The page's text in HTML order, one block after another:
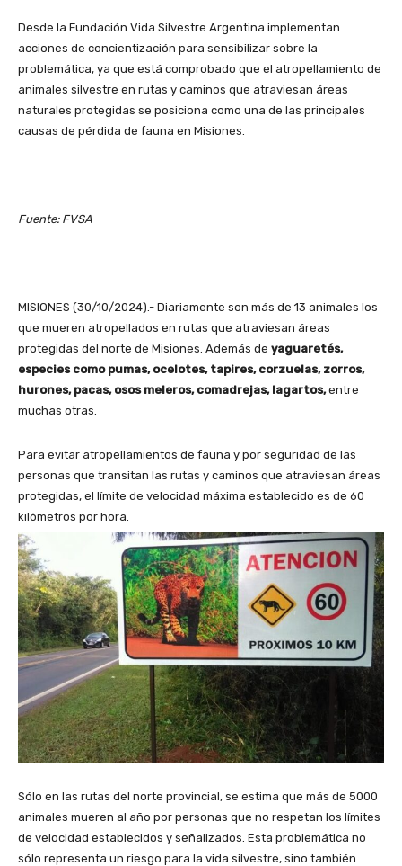
Desde la Fundación Vida Silvestre Argentina implementan
acciones de concientización para sensibilizar sobre la
problemática, ya que está comprobado que el atropellamiento de
animales silvestre en rutas y caminos que atraviesan áreas
naturales protegidas se posiciona como una de las principales
causas de pérdida de fauna en Misiones.
Fuente: FVSA
MISIONES (30/10/2024).- Diariamente son más de 13 animales los
que mueren atropellados en rutas que atraviesan áreas
protegidas del norte de Misiones. Además de yaguaretés,
especies como pumas, ocelotes, tapires, corzuelas, zorros,
hurones, pacas, osos meleros, comadrejas, lagartos,entre
muchas otras.
Para evitar atropellamientos de fauna y por seguridad de las
personas que transitan las rutas y caminos que atraviesan áreas
protegidas, el límite de velocidad máxima establecido es de 60
kilómetros por hora.
Sólo en las rutas del norte provincial, se estima que más de 5000
animales mueren al año por personas que no respetan los límites
de velocidad establecidos y señalizados. Esta problemática no
sólo representa un riesgo para la vida silvestre, sino también